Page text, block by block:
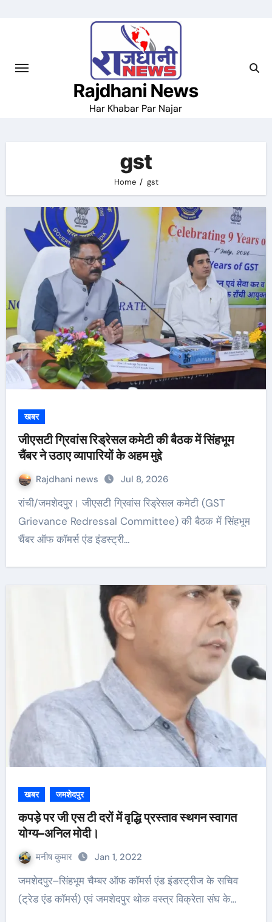
Rajdhani News
Har Khabar Par Najar
gst
Home gst
खबर
जीएसटी ग्रिवांस रिड्रेसल कमेटी की बैठक में सिंहभूम
चैंबर ने उठाए व्यापारियों के अहम मुद्दे
Rajdhani news Jul 8, 2026
रांची/जमशेदपुर। जीएसटी ग्रिवांस रिड्रेसल कमेटी (GST
Grievance Redressal Committee) की बैठक में सिंहभूम
चैंबर ऑफ कॉमर्स एंड इंडस्ट्री…
खबर जमशेदपुर
कपड़े पर जी एस टी दरों में वृद्धि प्रस्ताव स्थगन स्वागत
योग्य–अनिल मोदी।
मनीष कुमार Jan 1, 2022
जमशेदपुर–सिंहभूम चैम्बर ऑफ कॉमर्स एंड इंडस्ट्रीज के सचिव
(ट्रेड एंड कॉमर्स) एवं जमशेदपुर थोक वस्त्र विक्रेता संघ के…